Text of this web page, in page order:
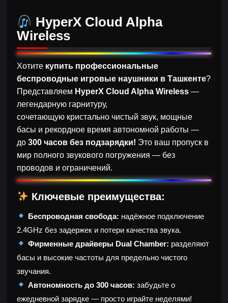
HyperX Cloud Alpha
Wireless
Хотите купить профессиональные
беспроводные игровые наушники в Ташкенте?
Представляем HyperX Cloud Alpha Wireless —
легендарную гарнитуру,
сочетающую кристально чистый звук, мощные
басы и рекордное время автономной работы —
до300 часов без подзарядки! Это ваш пропуск в
мир полного звукового погружения — без
проводов и ограничений.
Ключевые преимущества:
Беспроводная свобода: надёжное подключение
2.4GHz без задержек и потери качества звука.
Фирменные драйверы Dual Chamber: разделяют
басы и высокие частоты для предельно чистого
звучания.
Автономность до 300 часов: забудьте о
ежедневной зарядке — просто играйте неделями!